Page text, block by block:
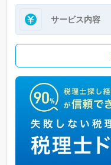
サービス内容